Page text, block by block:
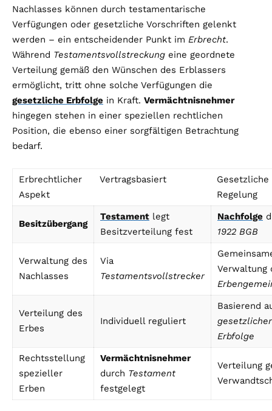
Nachlasses können durch testamentarische
Verfügungen oder gesetzliche Vorschriften gelenkt
werden – ein entscheidender Punkt im Erbrecht.
Während Testamentsvollstreckung eine geordnete
Verteilung gemäß den Wünschen des Erblassers
ermöglicht, tritt ohne solche Verfügungen die
gesetzliche Erbfolge in Kraft. Vermächtnisnehmer
hingegen stehen in einer speziellen rechtlichen
Position, die ebenso einer sorgfältigen Betrachtung
bedarf.
Erbrechtlicher
Aspekt
Vertragsbasiert
Gesetzliche
Regelung
Besitzübergang
Testament legt
Besitzverteilung fest
Nachfolge
1922 BGB
Verwaltung des
Nachlasses
Via
Testamentsvollstrecker
Verwaltung
Verteilung des
Erbes
Individuell reguliert
Basierend
gesetzlicher
Erbfolge
Rechtsstellung
spezieller
Erben
Vermächtnisnehmer
durch Testament
festgelegt
Verteilung